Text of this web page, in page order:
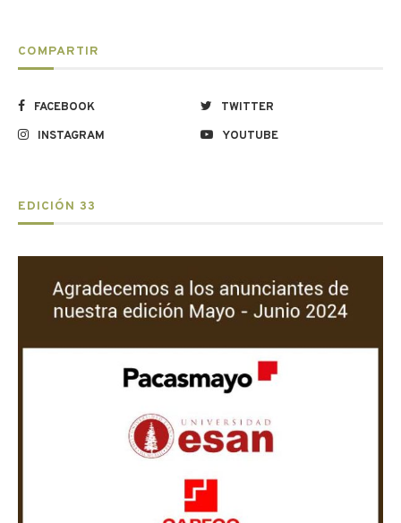
COMPARTIR
FACEBOOK
TWITTER
INSTAGRAM
YOUTUBE
EDICIÓN 33